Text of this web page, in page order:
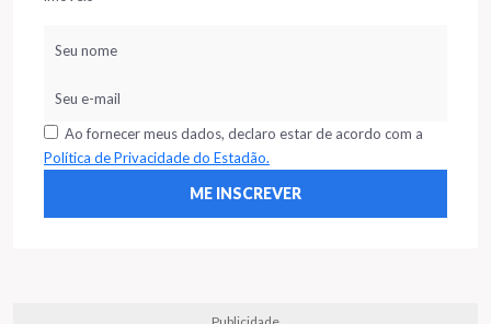
Ao fornecer meus dados, declaro estar de acordo com a
Política de Privacidade do Estadão.